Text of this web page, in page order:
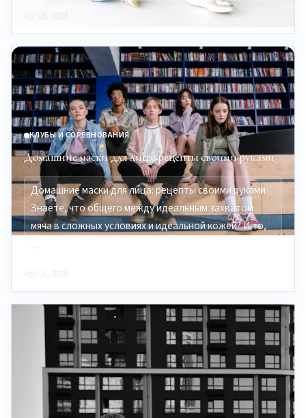
Apr 18, 2026
КЛУБЫ И СОРЕВНОВАНИЯ
Домашние маски для лица: рецепты своими руками
Домашние маски для лица: рецепты своими руками
Знаете, что общего между идеальным захватом
мяча в сложных условиях и идеальной кожей? И то,
Apr 14, 2026